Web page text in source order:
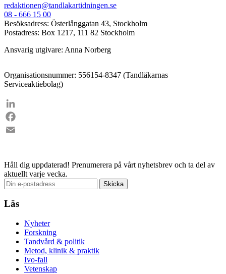
redaktionen@tandlakartidningen.se
08 - 666 15 00
Besöksadress: Österlånggatan 43, Stockholm
Postadress: Box 1217, 111 82 Stockholm
Ansvarig utgivare: Anna Norberg
Organisationsnummer: 556154-8347 (Tandläkarnas
Serviceaktiebolag)
LinkedIn
Facebook
Håll dig uppdaterad! Prenumerera på vårt nyhetsbrev och ta del av
aktuellt varje vecka.
Läs
Nyheter
Forskning
Tandvård & politik
Metod, klinik & praktik
Ivo-fall
Vetenskap